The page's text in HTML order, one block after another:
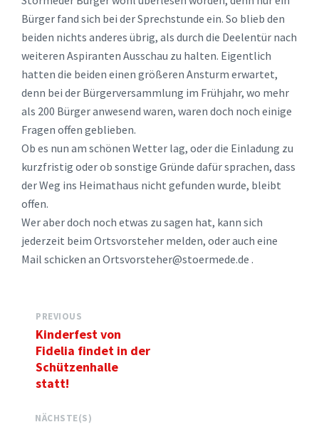
Bürger fand sich bei der Sprechstunde ein. So blieb den
beiden nichts anderes übrig, als durch die Deelentür nach
weiteren Aspiranten Ausschau zu halten. Eigentlich
hatten die beiden einen größeren Ansturm erwartet,
denn bei der Bürgerversammlung im Frühjahr, wo mehr
als 200 Bürger anwesend waren, waren doch noch einige
Fragen offen geblieben.
Ob es nun am schönen Wetter lag, oder die Einladung zu
kurzfristig oder ob sonstige Gründe dafür sprachen, dass
der Weg ins Heimathaus nicht gefunden wurde, bleibt
offen.
Wer aber doch noch etwas zu sagen hat, kann sich
jederzeit beim Ortsvorsteher melden, oder auch eine
Mail schicken an Ortsvorsteher@stoermede.de .
PREVIOUS
Kinderfest von
Fidelia findet in der
Schützenhalle
statt!
NÄCHSTE(S)